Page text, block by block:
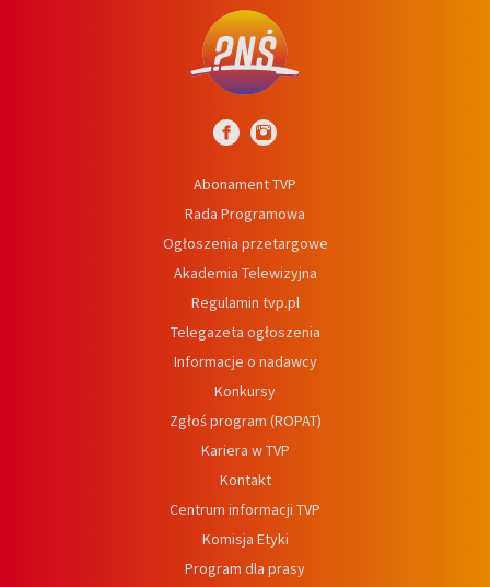
Abonament TVP
Rada Programowa
Ogłoszenia przetargowe
Akademia Telewizyjna
Regulamin tvp.pl
Telegazeta ogłoszenia
Informacje o nadawcy
Konkursy
Zgłoś program (ROPAT)
Kariera w TVP
Kontakt
Centrum informacji TVP
Komisja Etyki
Program dla prasy